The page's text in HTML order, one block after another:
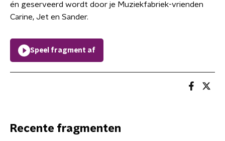
én geserveerd wordt door je Muziekfabriek-vrienden
Carine, Jet en Sander.
Speel fragment af
Recente fragmenten